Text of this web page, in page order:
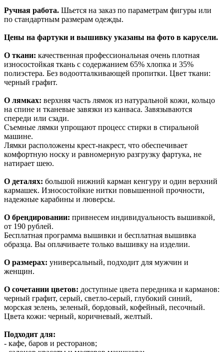
Ручная работа. Шьется на заказ по параметрам фигуры или
по стандартным размерам одежды.
Цены на фартуки и вышивку указаны на фото в карусели.
О ткани: качественная профессиональная очень плотная
износостойкая ткань с содержанием 65% хлопка и 35%
полиэстера. Без водоотталкивающей пропитки. Цвет ткани:
черный графит.
О лямках: верхняя часть лямок из натуральной кожи, кольцо
на спине и тканевые завязки из канваса. Завязываются
спереди или сзади.
Съемные лямки упрощают процесс стирки в стиральной
машине.
Лямки расположены крест-накрест, что обеспечивает
комфортную носку и равномерную разгрузку фартука, не
натирает шею.
О деталях: большой нижний карман кенгуру и один верхний
кармашек. Износостойкие нитки повышенной прочности,
надежные карабины и люверсы.
О брендировании: привнесем индивидуальность вышивкой,
от 190 рублей.
Бесплатная программа вышивки и бесплатная вышивка
образца. Вы оплачиваете только вышивку на изделии.
О размерах: универсальный, подходит для мужчин и
женщин.
О сочетании цветов: доступные цвета передника и карманов:
черный графит, серый, светло-серый, глубокий синий,
морская зелень, зеленый, бордовый, кофейный, песочный.
Цвета кожи: черный, коричневый, желтый.
Подходит для:
- кафе, баров и ресторанов;